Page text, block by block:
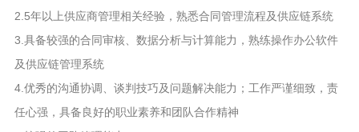
2.5年以上供应商管理相关经验，熟悉合同管理流程及供应链系统
3.具备较强的合同审核、数据分析与计算能力，熟练操作办公软件
及供应链管理系统
4.优秀的沟通协调、谈判技巧及问题解决能力；工作严谨细致，责
任心强，具备良好的职业素养和团队合作精神